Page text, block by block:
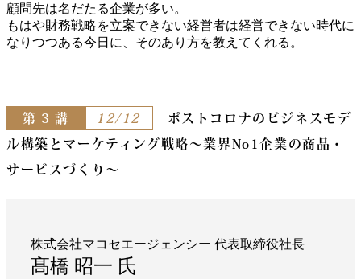
顧問先は名だたる企業が多い。
もはや財務戦略を立案できない経営者は経営できない時代に
なりつつある今日に、そのあり方を教えてくれる。
第 3 講 12/12
ポストコロナのビジネスモデ
ル構築とマーケティング戦略～業界No1企業の商品・
サービスづくり～
株式会社マコセエージェンシー 代表取締役社長
髙橋 昭一 氏